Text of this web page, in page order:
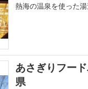
熱海の温泉を使った
あさぎりフー
県